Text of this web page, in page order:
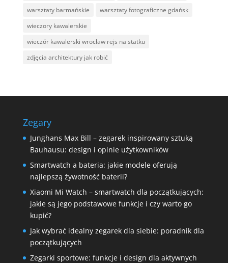
warsztaty barmańskie
warsztaty fotograficzne gdańsk
wieczory kawalerskie
wieczór kawalerski wrocław rejs na statku
zdjęcia architektury jak robić
Zegary
Junghans Max Bill – zegarek inspirowany sztuką
Bauhausu: design i opinie użytkowników
Smartwatch a bateria: jakie modele oferują
najlepszą żywotność baterii?
Xiaomi Mi Watch – smartwatch dla początkujących:
jakie są jego podstawowe funkcje i czy warto go
kupić?
Jak wybrać idealny zegarek dla siebie: poradnik dla
początkujących
Zegarki sportowe: funkcje i design dla aktywnych